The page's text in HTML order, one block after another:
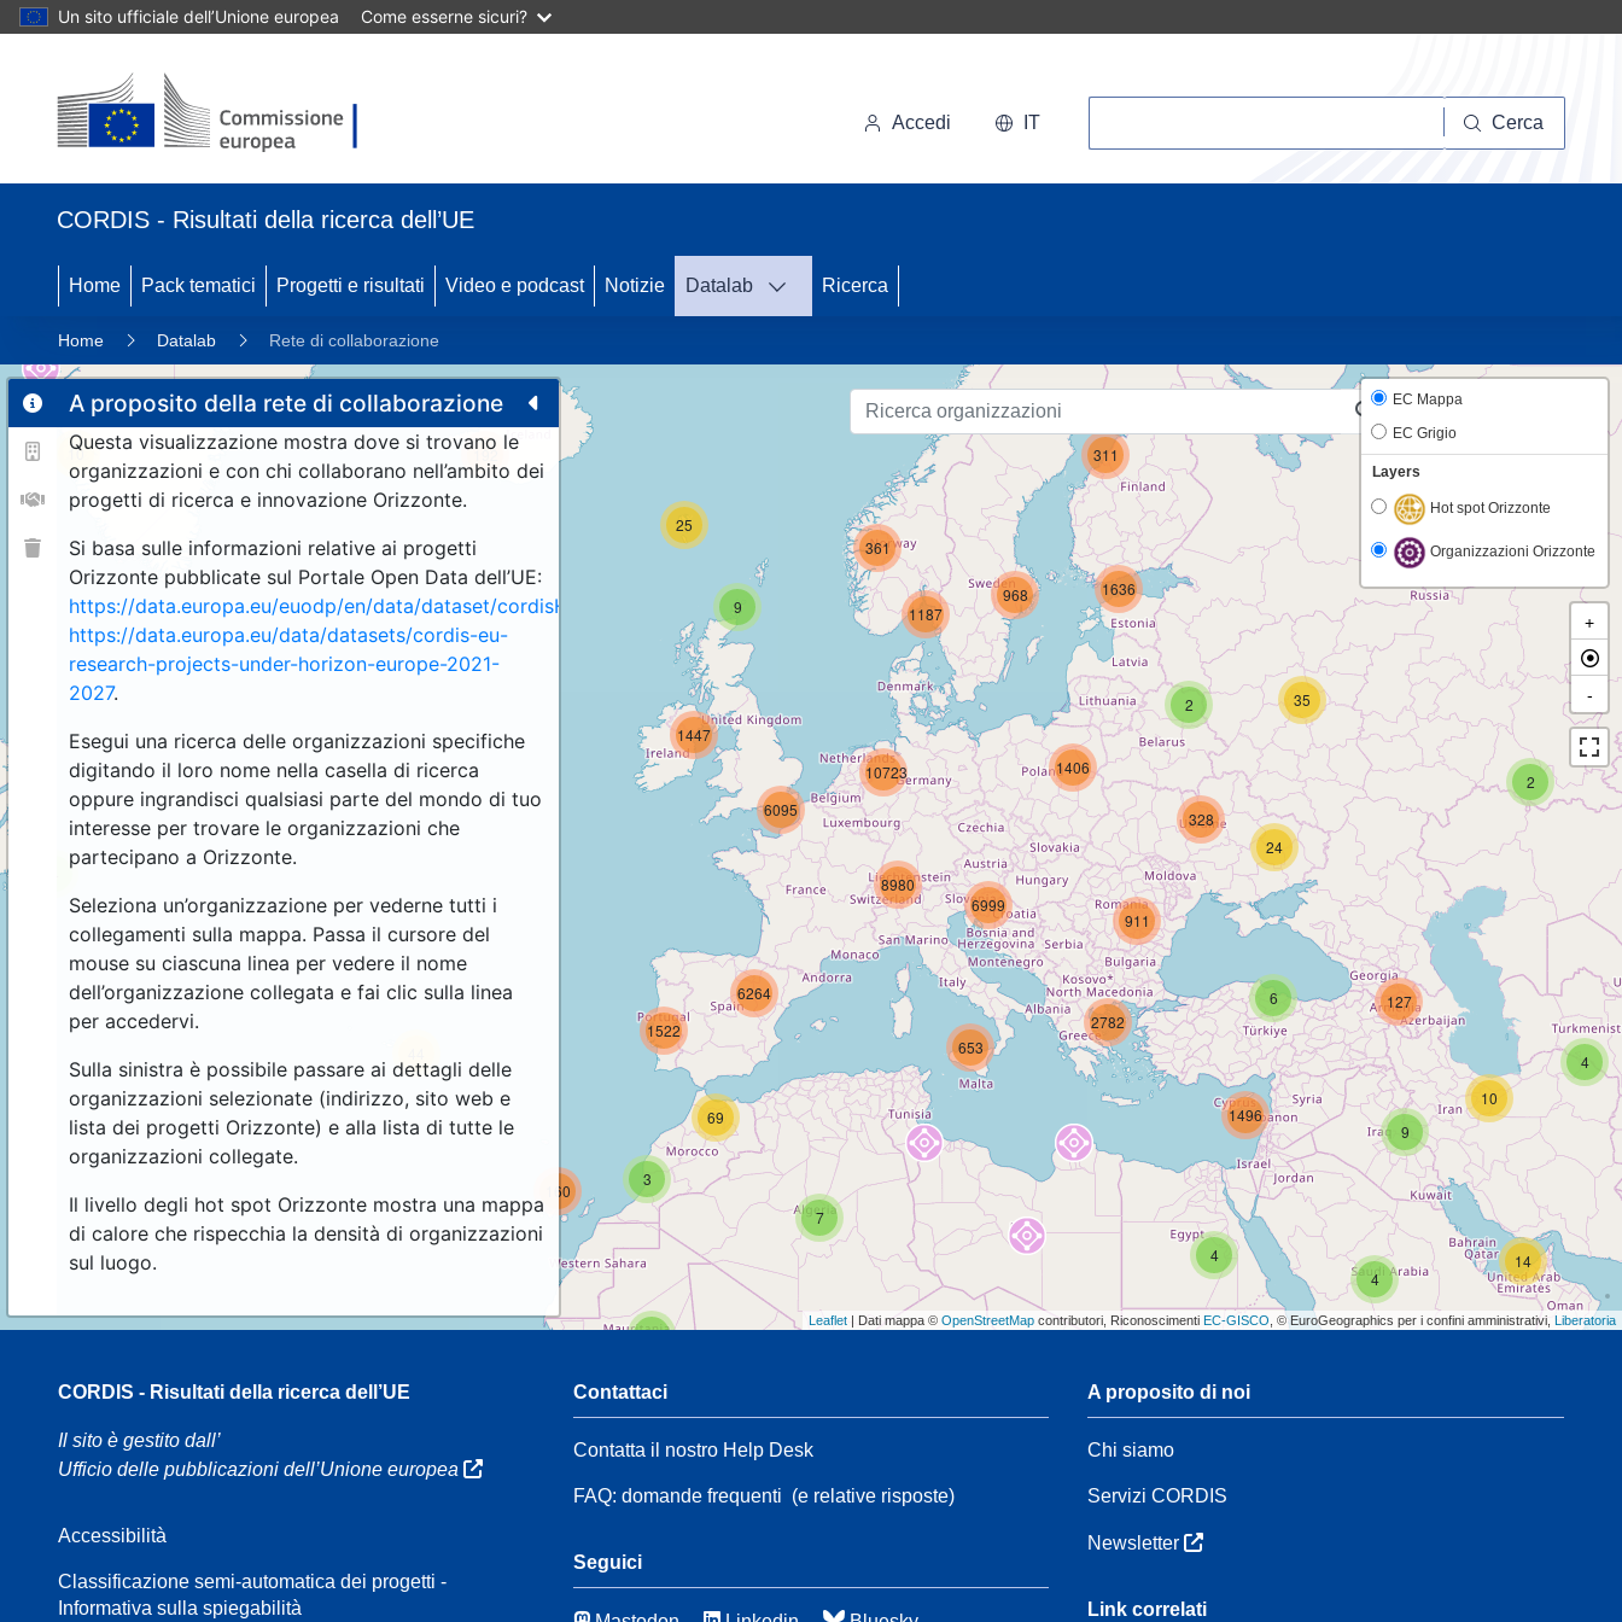
Un sito ufficiale dell’Unione europea Come esserne sicuri?
Accedi IT Cerca
CORDIS - Risultati della ricerca dell’UE
Home Pack tematici Progetti e risultati Video e podcast Notizie Datalab Ricerca
Home Datalab Rete di collaborazione
A proposito della rete di collaborazione
Questa visualizzazione mostra dove si trovano le
organizzazioni e con chi collaborano nell’ambito dei
progetti di ricerca e innovazione Orizzonte.
Si basa sulle informazioni relative ai progetti
Orizzonte pubblicate sul Portale Open Data dell’UE:
https://data.europa.eu/euodp/en/data/dataset/cordisH2020projects
https://data.europa.eu/data/datasets/cordis-eu-
research-projects-under-horizon-europe-2021-
2027.
Esegui una ricerca delle organizzazioni specifiche
digitando il loro nome nella casella di ricerca
oppure ingrandisci qualsiasi parte del mondo di tuo
interesse per trovare le organizzazioni che
partecipano a Orizzonte.
Seleziona un’organizzazione per vederne tutti i
collegamenti sulla mappa. Passa il cursore del
mouse su ciascuna linea per vedere il nome
dell’organizzazione collegata e fai clic sulla linea
per accedervi.
Sulla sinistra è possibile passare ai dettagli delle
organizzazioni selezionate (indirizzo, sito web e
lista dei progetti Orizzonte) e alla lista di tutte le
organizzazioni collegate.
Il livello degli hot spot Orizzonte mostra una mappa
di calore che rispecchia la densità di organizzazioni
sul luogo.
10
9
25
192
2
35
14
2
2
24
35
4
9
10
4
7
3
160
69
1522
653
4
6 127
1496
311
1187
1636
361
968
1406
10723
1447
6095
6264
8980
328
911
2782
6999
EC Mappa
EC Grigio
Layers
Hot spot Orizzonte
Organizzazioni Orizzonte
+
-
Leaflet | Dati mappa © OpenStreetMap contributori, Riconoscimenti EC-GISCO , © EuroGeographics per i confini amministrativi, Liberatoria
CORDIS - Risultati della ricerca dell’UE
Il sito è gestito dall’
Ufficio delle pubblicazioni dell’Unione europea
Accessibilità
Classificazione semi-automatica dei progetti -
Informativa sulla spiegabilità
Contattaci
Contatta il nostro Help Desk
FAQ: domande frequenti (e relative risposte)
Seguici
A proposito di noi
Chi siamo
Servizi CORDIS
Newsletter
Link correlati